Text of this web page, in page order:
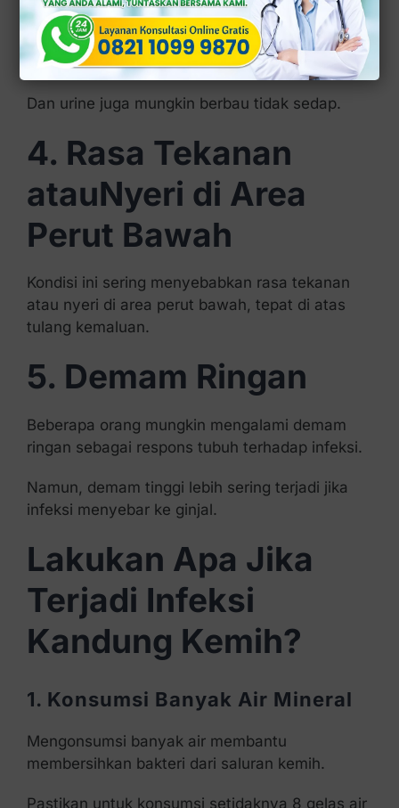
Untuk urine yang berwarna keruh atau
mengandung darah adalah tanda lain dari
infeksi kandung kemih.
Dan urine juga mungkin berbau tidak sedap.
4. Rasa Tekanan
atauNyeri di Area
Perut Bawah
Kondisi ini sering menyebabkan rasa tekanan
atau nyeri di area perut bawah, tepat di atas
tulang kemaluan.
5. Demam Ringan
Beberapa orang mungkin mengalami demam
ringan sebagai respons tubuh terhadap infeksi.
Namun, demam tinggi lebih sering terjadi jika
infeksi menyebar ke ginjal.
Lakukan Apa Jika
Terjadi Infeksi
Kandung Kemih?
1. Konsumsi Banyak Air Mineral
Mengonsumsi banyak air membantu
membersihkan bakteri dari saluran kemih.
Pastikan untuk konsumsi setidaknya 8 gelas air